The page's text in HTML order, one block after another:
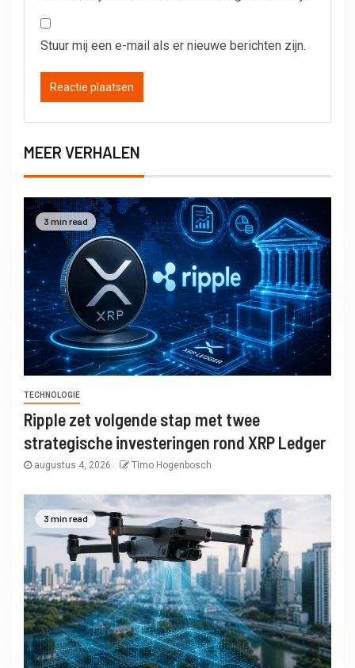
Stuur mij een e-mail als er nieuwe berichten zijn.
MEER VERHALEN
3 min read
TECHNOLOGIE
Ripple zet volgende stap met twee
strategische investeringen rond XRP Ledger
augustus 4, 2026 Timo Hogenbosch
3 min read